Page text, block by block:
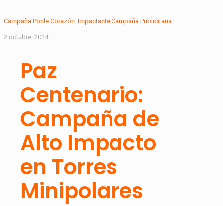
Campaña Ponle Corazón: Impactante Campaña Publicitaria
2 octubre, 2024
Paz
Centenario:
Campaña de
Alto Impacto
en Torres
Minipolares